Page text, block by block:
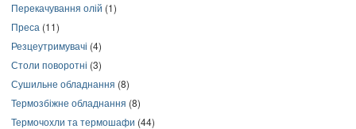
Перекачування олій (1)
Преса (11)
Резцеутримувачі (4)
Столи поворотні (3)
Сушильне обладнання (8)
Термозбіжне обладнання (8)
Термочохли та термошафи (44)